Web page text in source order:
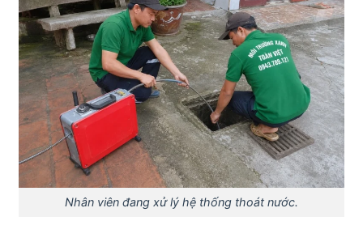
Nhân viên đang xử lý hệ thống thoát nước.